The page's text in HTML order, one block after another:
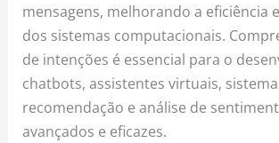
mensagens, melhorando a eficiência
dos sistemas computacionais.
de intenções é essencial para o
chatbots, assistentes virtuais,
recomendação e análise de
avançados e eficazes.